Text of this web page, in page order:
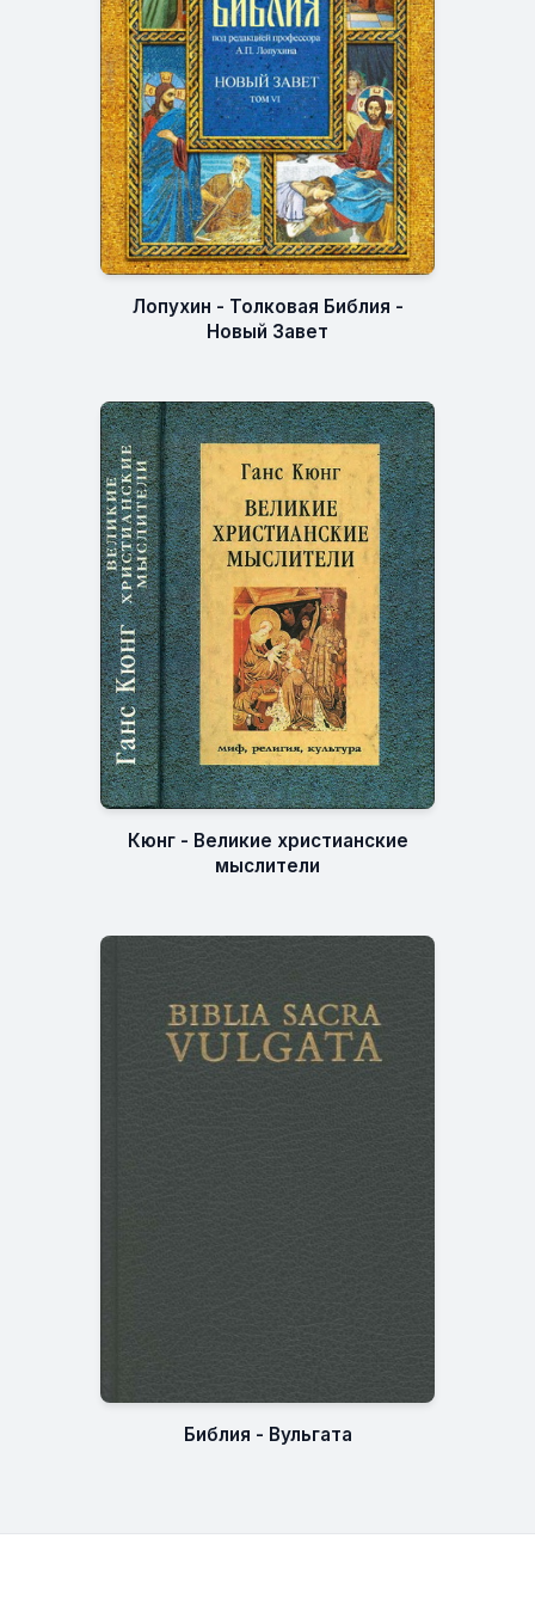
Лопухин - Толковая Библия -
Новый Завет
Кюнг - Великие христианские
мыслители
Библия - Вульгата